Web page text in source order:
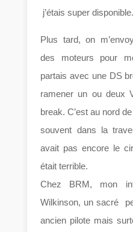
j’étais super disponible.
Plus tard, on
des moteurs pour
partais avec une DS
ramener un ou deux
break. C’est au nord
souvent dans la
avait pas encore le
était terrible.
Chez BRM, mon
Wilkinson, un sacré
ancien pilote mais